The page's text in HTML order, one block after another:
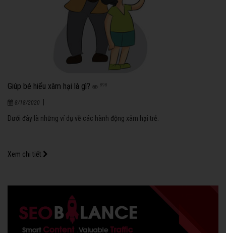
Giúp bé hiểu xâm hại là gì? 898
8/18/2020
Dưới đây là những ví dụ về các hành động xâm hại trẻ.
Xem chi tiết